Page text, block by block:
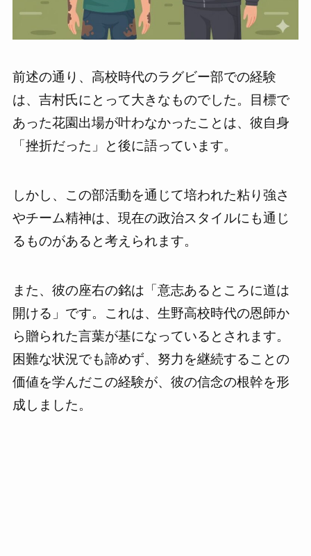
前述の通り、高校時代のラグビー部での経験
は、吉村氏にとって大きなものでした。目標で
あった花園出場が叶わなかったことは、彼自身
「挫折だった」と後に語っています。
しかし、この部活動を通じて培われた粘り強さ
やチーム精神は、現在の政治スタイルにも通じ
るものがあると考えられます。
また、彼の座右の銘は「意志あるところに道は
開ける」です。これは、生野高校時代の恩師か
ら贈られた言葉が基になっているとされます。
困難な状況でも諦めず、努力を継続することの
価値を学んだこの経験が、彼の信念の根幹を形
成しました。